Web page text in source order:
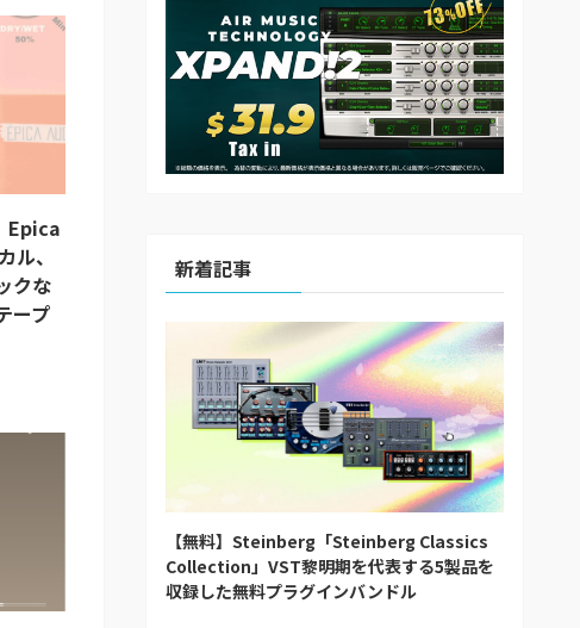
Epica
、
クな
ープ
新着記事
【無料】Steinberg「Steinberg Classics
Collection」VST黎明期を代表する5製品を
収録した無料プラグインバンドル